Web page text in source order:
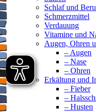
Schlaf und
Schmerzmittel
Verdauung
Vitamine und
Augen, Ohren
– Augen
– Nase
– Ohren
Erkältung und
– Fieber
–
– Husten